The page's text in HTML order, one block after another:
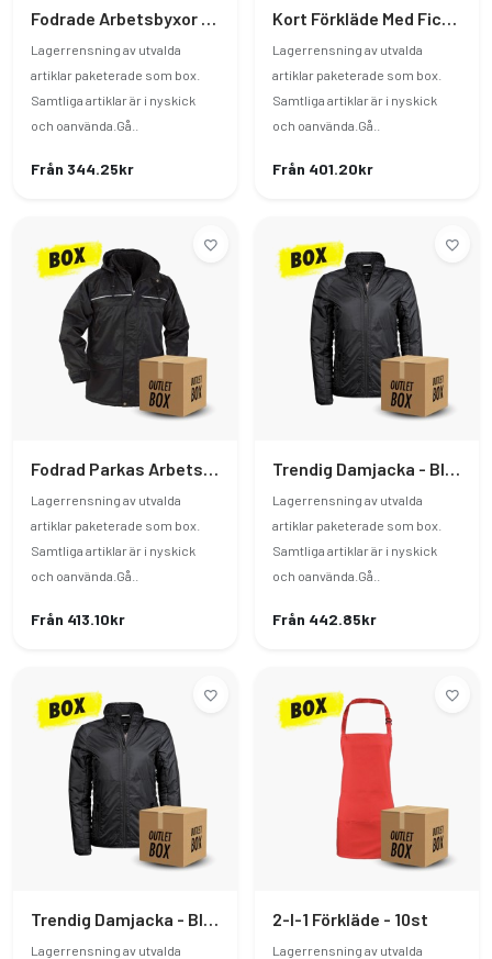
Fodrade Arbetsbyxor - Svart XL
Lagerrensning av utvalda
artiklar paketerade som box.
Samtliga artiklar är i nyskick
och oanvända.Gå..
Från 344.25kr
Kort Förkläde Med Fickor - 10st
Lagerrensning av utvalda
artiklar paketerade som box.
Samtliga artiklar är i nyskick
och oanvända.Gå..
Från 401.20kr
Fodrad Parkas Arbetsjacka - Svart S
Lagerrensning av utvalda
artiklar paketerade som box.
Samtliga artiklar är i nyskick
och oanvända.Gå..
Från 413.10kr
Trendig Damjacka - Black XL
Lagerrensning av utvalda
artiklar paketerade som box.
Samtliga artiklar är i nyskick
och oanvända.Gå..
Från 442.85kr
Trendig Damjacka - Black XXL
Lagerrensning av utvalda
2-I-1 Förkläde - 10st
Lagerrensning av utvalda